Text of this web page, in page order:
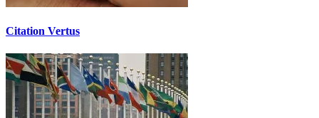
Citation Vertus